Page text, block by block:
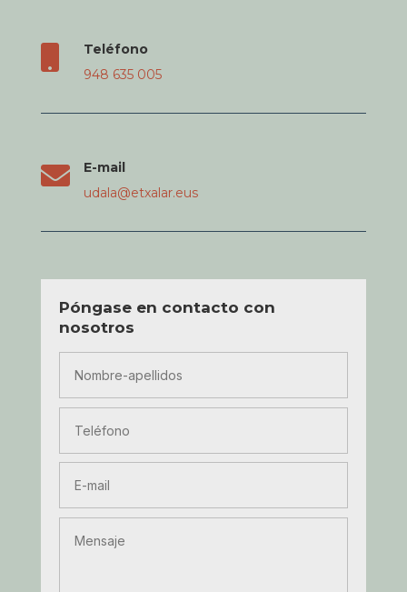
Teléfono
948 635 005

E-mail
udala@etxalar.eus
Póngase en contacto con
nosotros